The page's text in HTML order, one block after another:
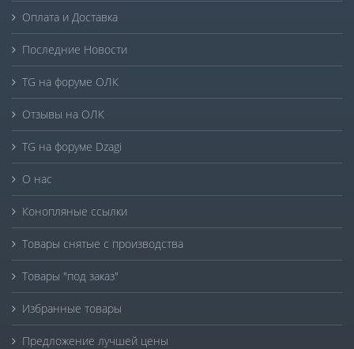
Оплата и Доставка
Последние Новости
TG на форуме ОЛК
Отзывы на ОЛК
TG на форуме Dzagi
О нас
Конопляные ссылки
Товары снятые с производства
Товары "под заказ"
Избранные товары
Предложение лучшей цены